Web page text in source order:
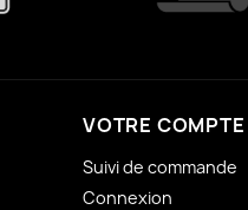
VOTRE COMPTE
Suivi de commande
Connexion